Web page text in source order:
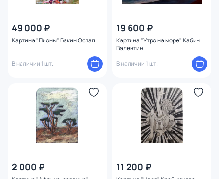
49 000 ₽
Картина "Пионы" Бакин Остап
В наличии 1 шт.
19 600 ₽
Картина "Утро на море" Кабин
Валентин
В наличии 1 шт.
2 000 ₽ 11 200 ₽